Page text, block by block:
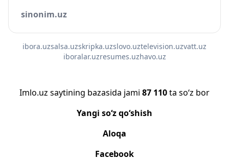
sinonim.uz
ibora.uzsalsa.uzskripka.uzslovo.uztelevision.uzvatt.uz
iboralar.uzresumes.uzhavo.uz
Imlo.uz saytining bazasida jami 87 110ta so‘z bor
Yangi so‘z qo‘shish
Aloqa
Facebook